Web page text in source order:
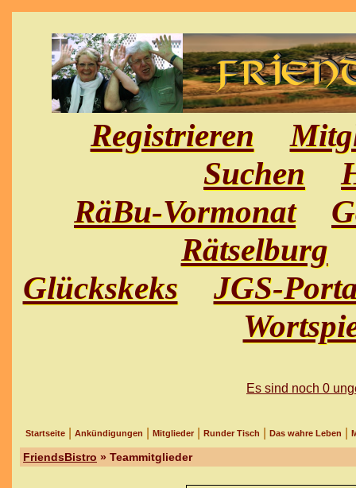
Registrieren
Suchen
RäBu-Vormonat
Rätselburg
Glückskeks
JGS-
Es sind noch 0
Startseite Ankündigungen Mitglieder Runder Tisch Das wahre Leben
FriendsBistro » Teammitglieder